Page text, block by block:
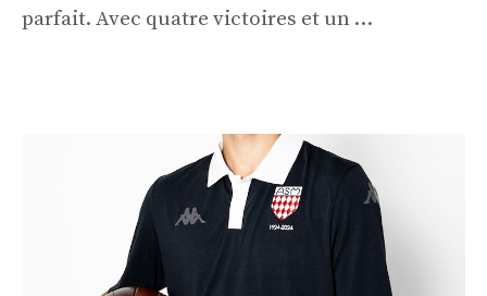
parfait. Avec quatre victoires et un …